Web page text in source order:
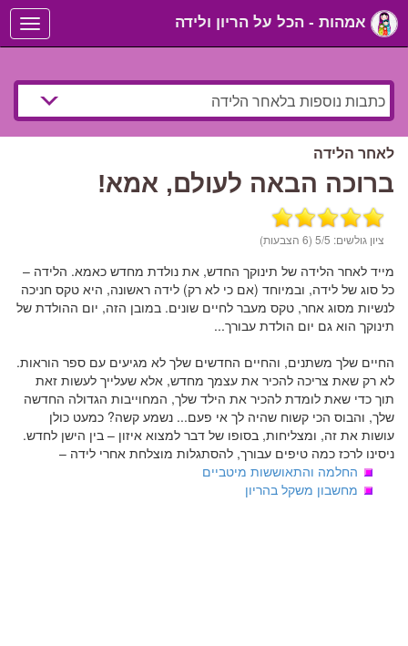
Toggle
navigation
לאחר הלידה
ברוכה הבאה לעולם, אמא!
ציון גולשים: 5/5 (6 הצבעות)
מייד לאחר הלידה של תינוקך החדש, את נולדת מחדש כאמא. הלידה –
כל סוג של לידה, ובמיוחד (אם כי לא רק) לידה ראשונה, היא טקס חניכה
לנשיות מסוג אחר, טקס מעבר לחיים שונים. במובן הזה, יום ההולדת של
תינוקך הוא גם יום הולדת עבורך...
החיים שלך משתנים, והחיים החדשים שלך לא מגיעים עם ספר הוראות.
לא רק שאת צריכה להכיר את עצמך מחדש, אלא שעלייך לעשות זאת
תוך כדי שאת לומדת להכיר את הילד שלך, המחוייבות הגדולה החדשה
שלך, והבוס הכי קשוח שהיה לך אי פעם... נשמע קשה? כמעט כולן
עושות את זה, ומצליחות, בסופו של דבר למצוא איזון – בין הישן לחדש.
ניסינו לרכז כמה טיפים עבורך, להסתגלות מוצלחת אחרי לידה –
החלמה והתאוששות מיטביים
מחשבון משקל בהריון